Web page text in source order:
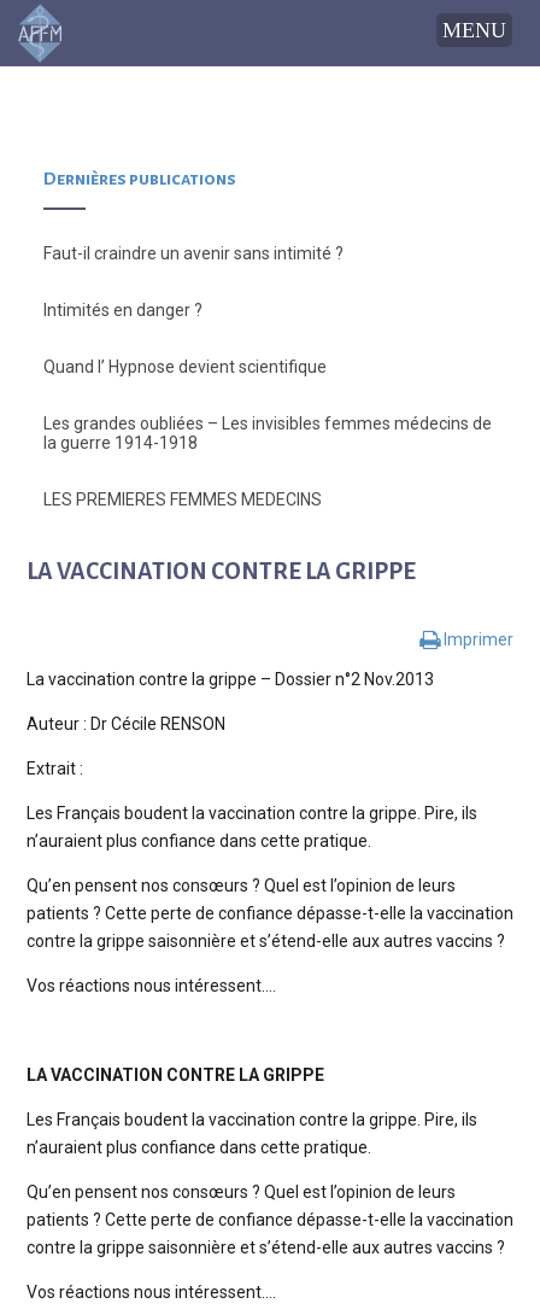
Dernières publications
Faut-il craindre un avenir sans intimité ?
Intimités en danger ?
Quand l’ Hypnose devient scientifique
Les grandes oubliées – Les invisibles femmes médecins de
la guerre 1914-1918
LES PREMIERES FEMMES MEDECINS
LA VACCINATION CONTRE LA GRIPPE
Imprimer
La vaccination contre la grippe – Dossier n°2 Nov.2013
Auteur : Dr Cécile RENSON
Extrait :
Les Français boudent la vaccination contre la grippe. Pire, ils
n’auraient plus confiance dans cette pratique.
Qu’en pensent nos consœurs ? Quel est l’opinion de leurs
patients ? Cette perte de confiance dépasse-t-elle la vaccination
contre la grippe saisonnière et s’étend-elle aux autres vaccins ?
Vos réactions nous intéressent….
LA VACCINATION CONTRE LA GRIPPE
Les Français boudent la vaccination contre la grippe. Pire, ils
n’auraient plus confiance dans cette pratique.
Qu’en pensent nos consœurs ? Quel est l’opinion de leurs
patients ? Cette perte de confiance dépasse-t-elle la vaccination
contre la grippe saisonnière et s’étend-elle aux autres vaccins ?
Vos réactions nous intéressent….